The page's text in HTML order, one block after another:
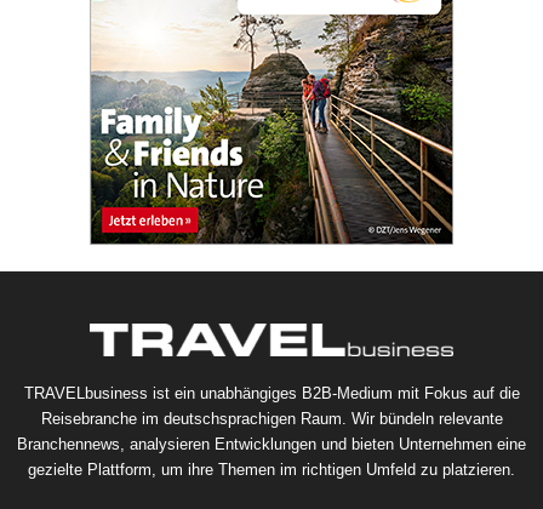
TRAVELbusiness ist ein unabhängiges B2B-Medium mit Fokus auf die
Reisebranche im deutschsprachigen Raum. Wir bündeln relevante
Branchennews, analysieren Entwicklungen und bieten Unternehmen eine
gezielte Plattform, um ihre Themen im richtigen Umfeld zu platzieren.